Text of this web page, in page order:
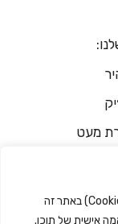
בהסכמתך הנך מאשר/ת את השימוש בעוגיות (Cookies) באתר זה
אישית של תוכן.
מעט